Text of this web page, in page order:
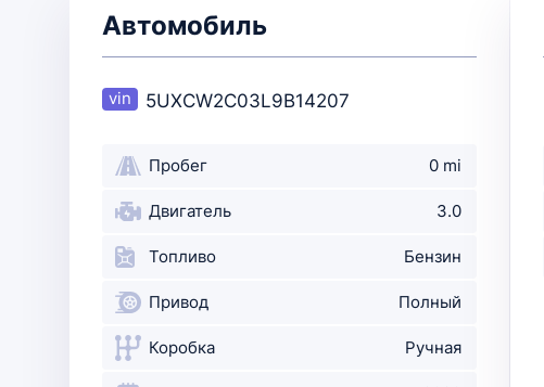
Автомобиль
5UXCW2C03L9B14207
Пробег 0 mi
Двигатель 3.0
Топливо Бензин
Привод Полный
Коробка Ручная